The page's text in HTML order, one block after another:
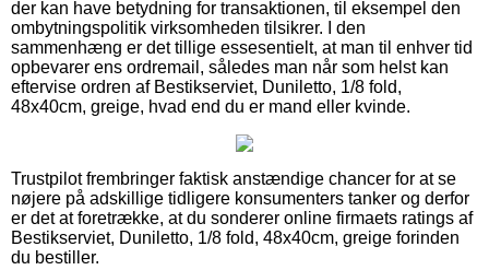
der kan have betydning for transaktionen, til eksempel den
ombytningspolitik virksomheden tilsikrer. I den
sammenhæng er det tillige essesentielt, at man til enhver tid
opbevarer ens ordremail, således man når som helst kan
eftervise ordren af Bestikserviet, Duniletto, 1/8 fold,
48x40cm, greige, hvad end du er mand eller kvinde.
Trustpilot frembringer faktisk anstændige chancer for at se
nøjere på adskillige tidligere konsumenters tanker og derfor
er det at foretrække, at du sonderer online firmaets ratings af
Bestikserviet, Duniletto, 1/8 fold, 48x40cm, greige forinden
du bestiller.